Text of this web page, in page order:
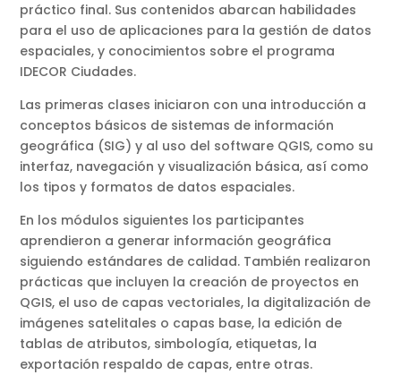
práctico final. Sus contenidos abarcan habilidades
para el uso de aplicaciones para la gestión de datos
espaciales, y conocimientos sobre el programa
IDECOR Ciudades.
Las primeras clases iniciaron con una introducción a
conceptos básicos de sistemas de información
geográfica (SIG) y al uso del software QGIS, como su
interfaz, navegación y visualización básica, así como
los tipos y formatos de datos espaciales.
En los módulos siguientes los participantes
aprendieron a generar información geográfica
siguiendo estándares de calidad. También realizaron
prácticas que incluyen la creación de proyectos en
QGIS, el uso de capas vectoriales, la digitalización de
imágenes satelitales o capas base, la edición de
tablas de atributos, simbología, etiquetas, la
exportación respaldo de capas, entre otras.